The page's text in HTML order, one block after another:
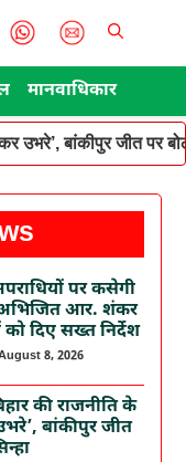
मानवाधिकार
उभरे’, बांकीपुर जीत पर
पर कसेगी
आर. शंकर
को दिए सख्त निर्देश
8, 2026
की राजनीति के
बांकीपुर जीत